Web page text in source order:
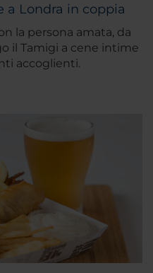
a Londra in coppia
la persona amata, da
il Tamigi a cene intime
accoglienti.